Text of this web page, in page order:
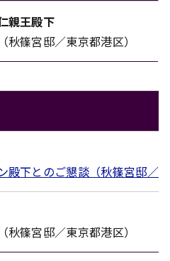
親王殿下
篠宮邸／東京都港区）
殿下とのご懇談（秋篠宮邸／
篠宮邸／東京都港区）